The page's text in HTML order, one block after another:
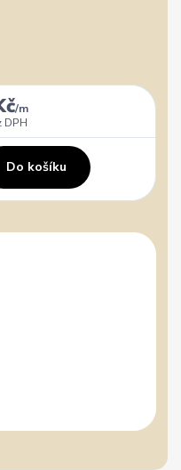
/m
DPH
Do košíku